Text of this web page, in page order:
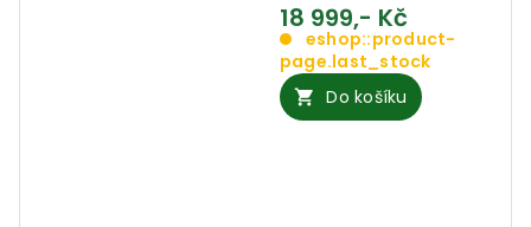
18 999,- Kč
eshop::product-
page.last_stock
Do košíku